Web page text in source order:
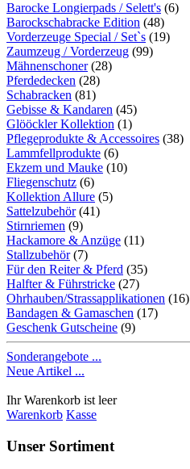
Barocke Longierpads / Selett's (6)
Barockschabracke Edition (48)
Vorderzeuge Special / Set`s (19)
Zaumzeug / Vorderzeug (99)
Mähnenschoner(28)
Pferdedecken (28)
Schabracken (81)
Gebisse & Kandaren (45)
Glööckler Kollektion (1)
Pflegeprodukte & Accessoires (38)
Lammfellprodukte (6)
Ekzem und Mauke (10)
Fliegenschutz (6)
Kollektion Allure (5)
Sattelzubehör(41)
Stirnriemen (9)
Hackamore & Anzüge (11)
Stallzubehör(7)
Für den Reiter & Pferd (35)
Halfter & Führstricke (27)
Ohrhauben/Strassapplikationen (16)
Bandagen & Gamaschen (17)
Geschenk Gutscheine (9)
Sonderangebote ...
Neue Artikel ...
Ihr Warenkorb ist leer
Warenkorb Kasse
Unser Sortiment